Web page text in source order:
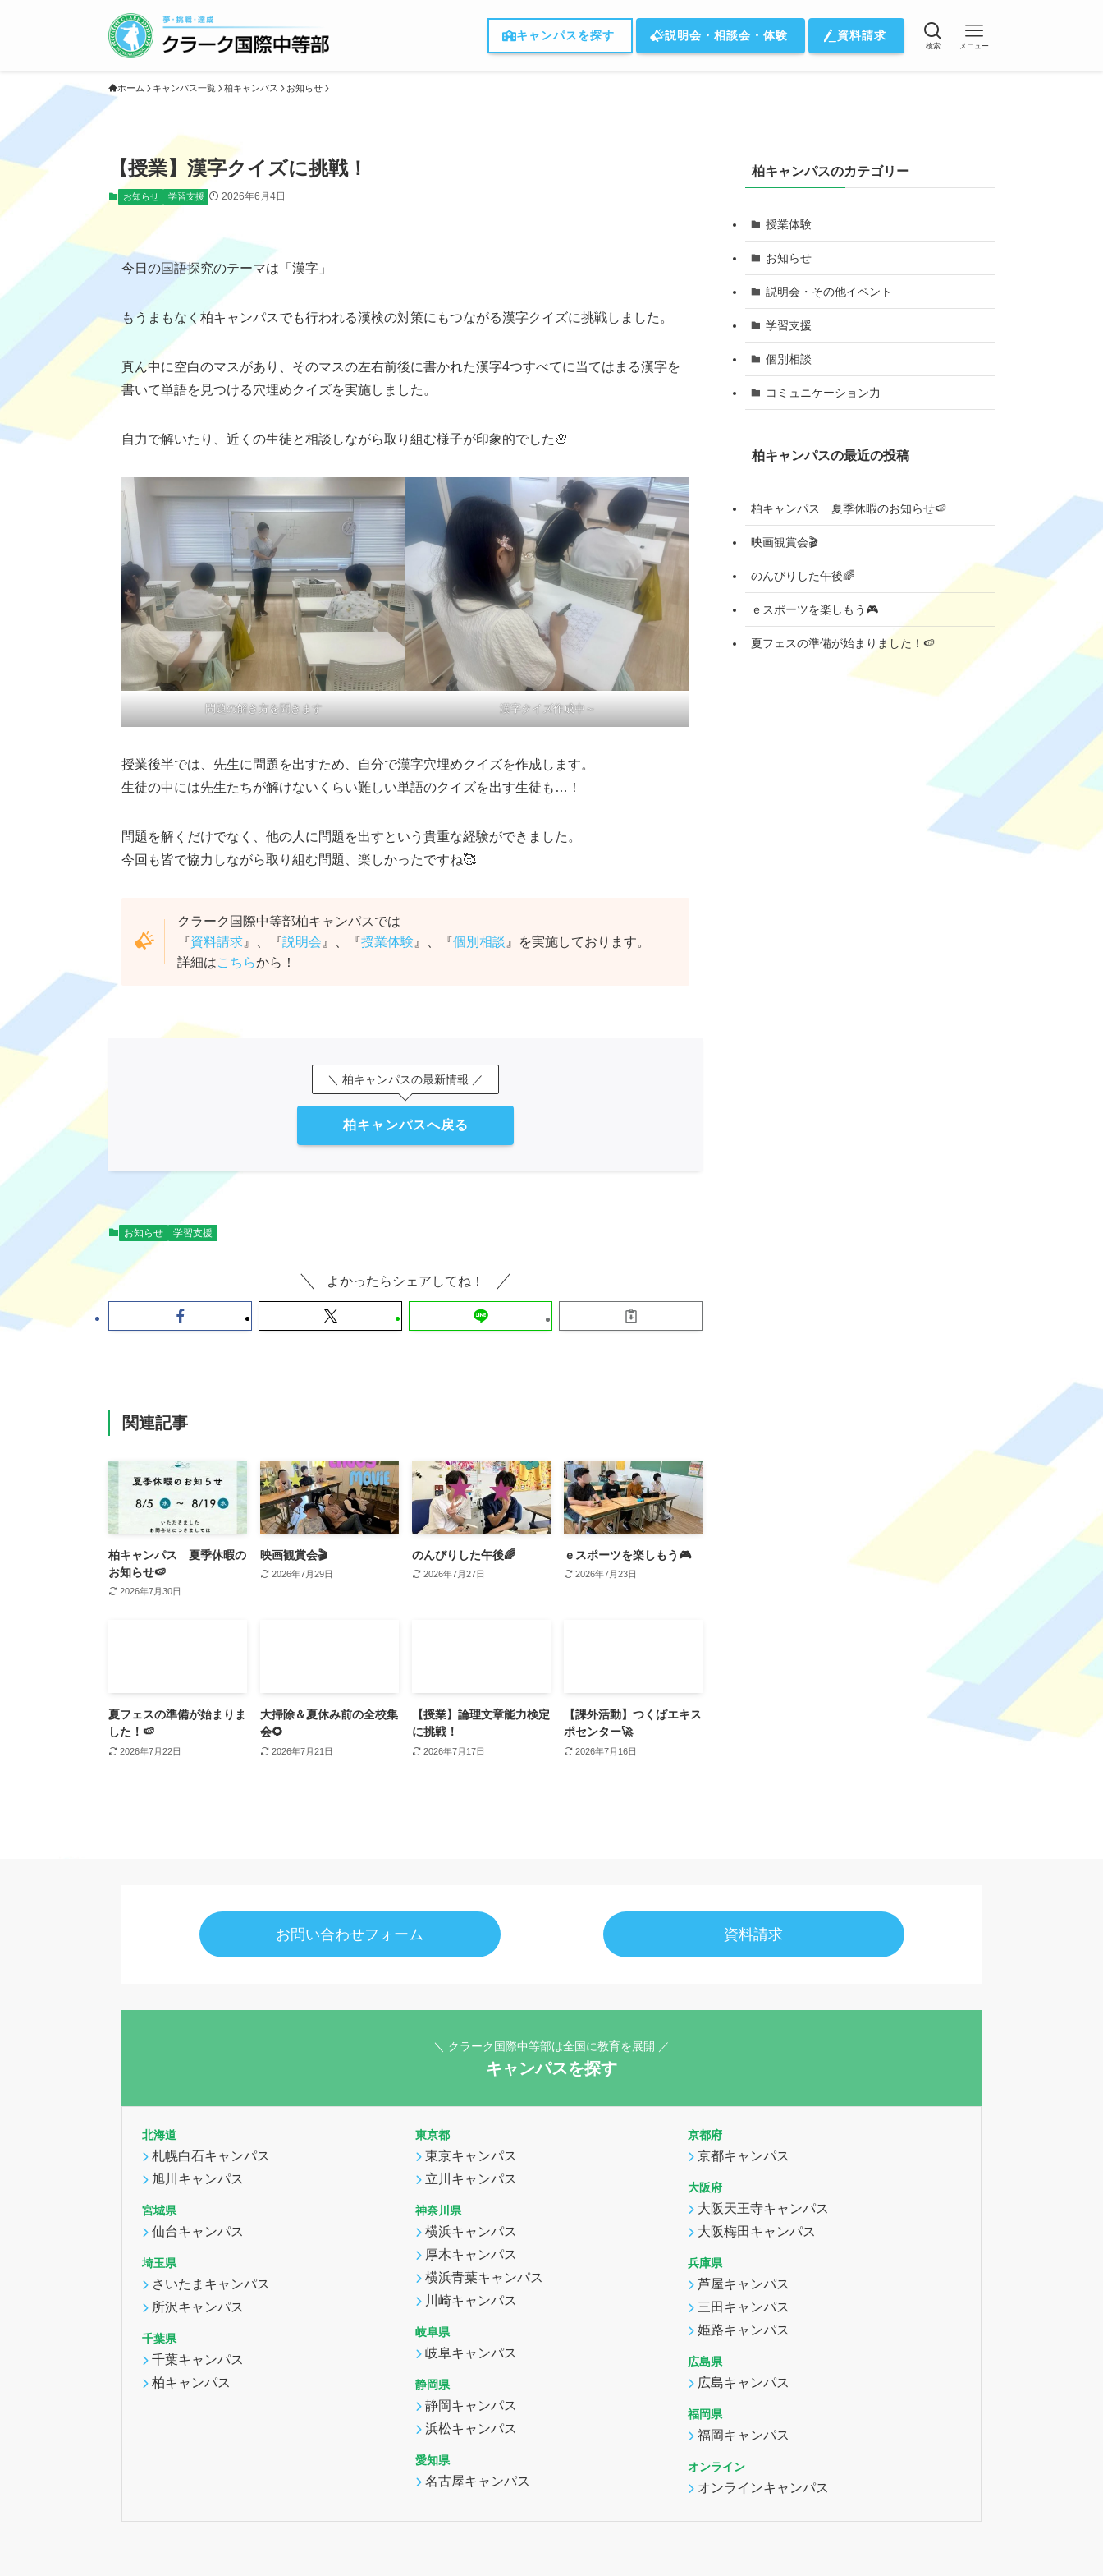
キャンパスを探す 説明会・相談会・体験 資料請求
検索 メニュー
ホーム キャンパス一覧 柏キャンパス お知らせ
【授業】漢字クイズに挑戦！
お知らせ 学習支援 2026年6月4日
今日の国語探究のテーマは「漢字」
もうまもなく柏キャンパスでも行われる漢検の対策にもつながる漢字クイズに挑戦しました。
真ん中に空白のマスがあり、そのマスの左右前後に書かれた漢字4つすべてに当てはまる漢字を
書いて単語を見つける穴埋めクイズを実施しました。
自力で解いたり、近くの生徒と相談しながら取り組む様子が印象的でした🌸
問題の解き方を聞きます 漢字クイズ作成中～
授業後半では、先生に問題を出すため、自分で漢字穴埋めクイズを作成します。
生徒の中には先生たちが解けないくらい難しい単語のクイズを出す生徒も…！
問題を解くだけでなく、他の人に問題を出すという貴重な経験ができました。
今回も皆で協力しながら取り組む問題、楽しかったですね🥰
クラーク国際中等部柏キャンパスでは
『資料請求 』、『説明会 』、『授業体験 』、『個別相談 』を実施しております。
詳細はこちらから！
＼ 柏キャンパスの最新情報 ／
柏キャンパスへ戻る
お知らせ 学習支援
よかったらシェアしてね！
関連記事
柏キャンパス 夏季休暇の
お知らせ🍉
2026年7月30日
映画観賞会🎬
2026年7月29日
のんびりした午後🌈
2026年7月27日
ｅスポーツを楽しもう🎮
2026年7月23日
夏フェスの準備が始まりま
した！🍉
2026年7月22日
大掃除＆夏休み前の全校集
会🌻
2026年7月21日
【授業】論理文章能力検定
に挑戦！
2026年7月17日
【課外活動】つくばエキス
ポセンター🚀
2026年7月16日
柏キャンパスのカテゴリー
授業体験
お知らせ
説明会・その他イベント
学習支援
個別相談
コミュニケーション力
柏キャンパスの最近の投稿
柏キャンパス 夏季休暇のお知らせ🍉
映画観賞会🎬
のんびりした午後🌈
ｅスポーツを楽しもう🎮
夏フェスの準備が始まりました！🍉
お問い合わせフォーム 資料請求
＼ クラーク国際中等部は全国に教育を展開 ／
キャンパスを探す
北海道
札幌白石キャンパス
旭川キャンパス
宮城県
仙台キャンパス
埼玉県
さいたまキャンパス
所沢キャンパス
千葉県
千葉キャンパス
柏キャンパス
東京都
東京キャンパス
立川キャンパス
神奈川県
横浜キャンパス
厚木キャンパス
横浜青葉キャンパス
川崎キャンパス
岐阜県
岐阜キャンパス
静岡県
静岡キャンパス
浜松キャンパス
愛知県
名古屋キャンパス
京都府
京都キャンパス
大阪府
大阪天王寺キャンパス
大阪梅田キャンパス
兵庫県
芦屋キャンパス
三田キャンパス
姫路キャンパス
広島県
広島キャンパス
福岡県
福岡キャンパス
オンライン
オンラインキャンパス